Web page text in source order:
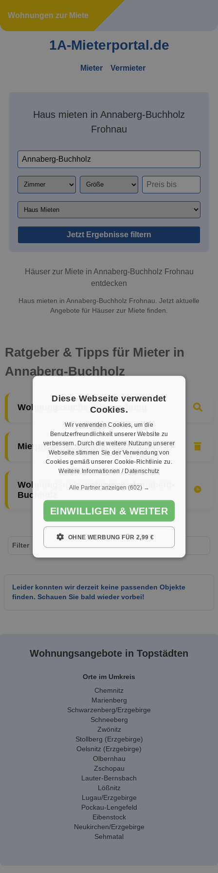
Wohnungen zur Miete
1A-Mieterportal.de
Mieter Vermieter
Haus mieten in Annaberg-Buchholz
Frohnau
Jetzt Ergebnisse filtern
Häuser zur Miete in Annaberg-Buchholz Frohnau
entdecken
Haus mieten in Annaberg-Buchholz Frohnau. Jetzt aktuelle
Angebote für Häuser zur Miete finden.
Ratgeber & Tipps für Mieter in
Annaberg-Buchholz
Wohnungssuche & Bewerbung
Mietpreise in Annaberg-Buchholz
Wohnungsunternehmen in Annaberg-
Buchholz
Leider konnten wir derzeit keine passenden Objekte
finden. Schauen Sie bald wieder vorbei!
Filter
Wohnungsangebote in Topstädten
Orte im Umkreis
Chemnitz
Marienberg
Schwarzenberg/Erzgebirge
Schneeberg
Zwönitz
Stollberg (Erzgebirge)
Oelsnitz (Erzgebirge)
Olbernhau
Zschopau
Lauter-Bernsbach
Lößnitz
Lugau/Erzgebirge
Pockau-Lengefeld
Eibenstock
Neukirchen/Erzgebirge
Sehmatal
Diese Webseite verwendet
Cookies.
Wir verwenden Cookies, um die
Benutzerfreundlichkeit unserer Website zu
verbessern. Durch die weitere Nutzung unserer
Webseite stimmen Sie der Verwendung von
Cookies gemäß unserer Cookie-Richtlinie zu.
Weitere Informationen / Datenschutz
Alle Partner anzeigen (602) →
EINWILLIGEN & WEITER
OHNE WERBUNG FÜR 2,99 €